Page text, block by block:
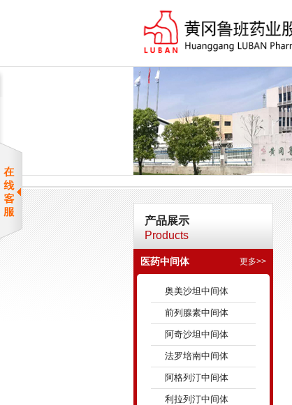
产品展示
Products
医药中间体 更多>>
奥美沙坦中间体
前列腺素中间体
阿奇沙坦中间体
法罗培南中间体
阿格列汀中间体
利拉列汀中间体